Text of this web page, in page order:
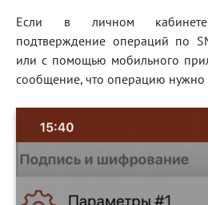
Если в личном
подтверждение операций по
или с помощью мобильного
сообщение, что операцию нужно